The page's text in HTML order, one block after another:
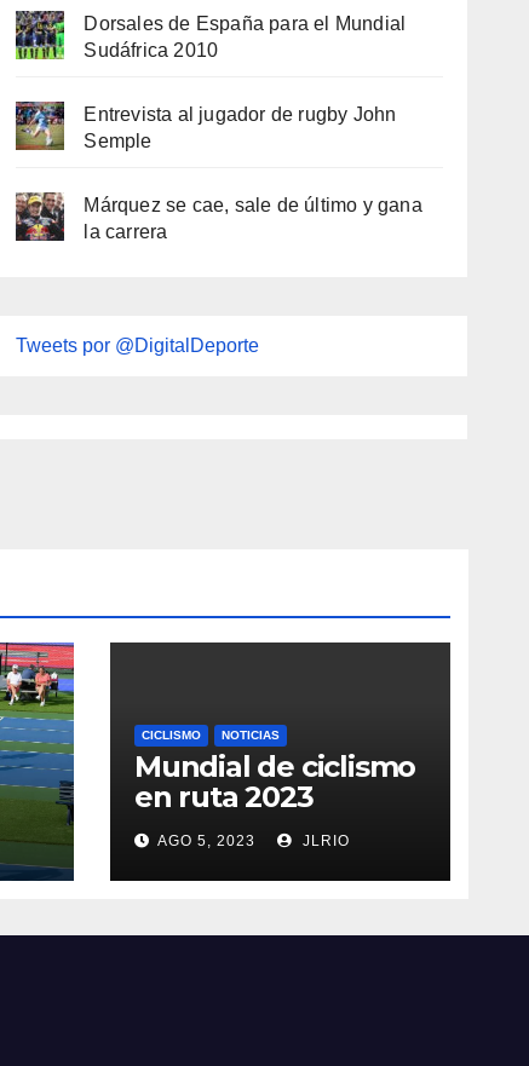
Dorsales de España para el Mundial
Sudáfrica 2010
Entrevista al jugador de rugby John
Semple
Márquez se cae, sale de último y gana
la carrera
Tweets por @DigitalDeporte
CICLISMO NOTICIAS
Mundial de ciclismo
en ruta 2023
AGO 5, 2023 JLRIO